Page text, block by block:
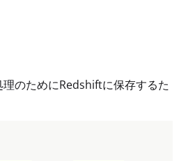
のためにRedshiftに保存するた